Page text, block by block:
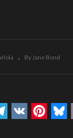
By Jane Bond